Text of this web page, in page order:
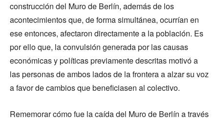
construcción del Muro de Berlín, además de los
acontecimientos que, de forma simultánea, ocurrían en
ese entonces, afectaron directamente a la población. Es
por ello que, la convulsión generada por las causas
económicas y políticas previamente descritas motivó a
las personas de ambos lados de la frontera a alzar su voz
a favor de cambios que beneficiasen al colectivo.
Rememorar cómo fue la caída del Muro de Berlín a través